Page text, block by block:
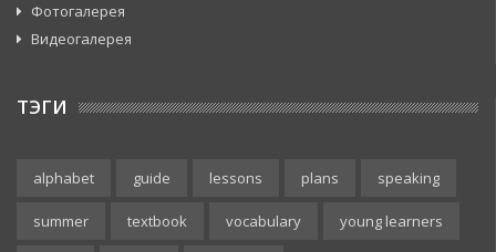
Фотогалерея
Видеогалерея
ТЭГИ
alphabet guide lessons plans speaking
summer textbook vocabulary young learners